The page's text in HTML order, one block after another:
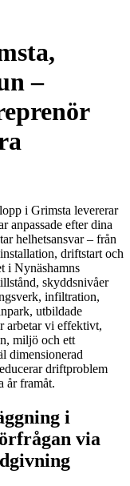
–
i Grimsta levererar
anpassade efter dina
helhetsansvar – från
driftstart och
i Nynäshamns
skyddsnivåer
infiltration,
utbildade
arbetar vi effektivt,
miljö och ett
dimensionerad
driftproblem
år framåt.
i
via